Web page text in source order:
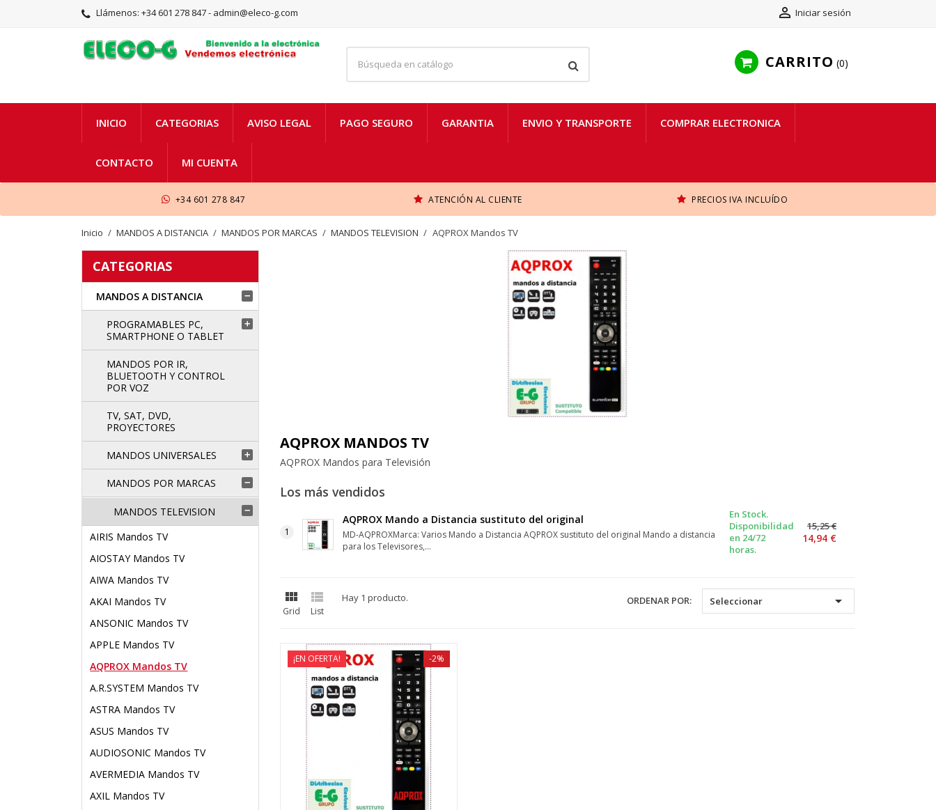
Llámenos: +34 601 278 847 - admin@eleco-g.com  Iniciar sesión
CARRITO 0
INICIO CATEGORIAS AVISO LEGAL PAGO SEGURO GARANTIA ENVIO Y TRANSPORTE COMPRAR ELECTRONICA
CONTACTO MI CUENTA
+34 601 278 847 ATENCIÓN AL CLIENTE PRECIOS IVA INCLUÍDO
Inicio MANDOS A DISTANCIA MANDOS POR MARCAS MANDOS TELEVISION AQPROX Mandos TV
CATEGORIAS
MANDOS A DISTANCIA 
PROGRAMABLES PC,
SMARTPHONE O TABLET

MANDOS POR IR,
BLUETOOTH Y CONTROL
POR VOZ
TV, SAT, DVD,
PROYECTORES
MANDOS UNIVERSALES 
MANDOS POR MARCAS 
MANDOS TELEVISION 
AIRIS Mandos TV
AIOSTAY Mandos TV
AIWA Mandos TV
AKAI Mandos TV
ANSONIC Mandos TV
APPLE Mandos TV
AQPROX Mandos TV
A.R.SYSTEM Mandos TV
ASTRA Mandos TV
ASUS Mandos TV
AUDIOSONIC Mandos TV
AVERMEDIA Mandos TV
AXIL Mandos TV
AQPROX MANDOS TV
AQPROX Mandos para Televisión
Los más vendidos
AQPROX Mando a Distancia sustituto del original
MD-AQPROXMarca: Varios Mando a Distancia AQPROX sustituto del original Mando a distancia
para los Televisores,...
En Stock.
Disponibilidad
en 24/72
horas.
15,25 €
14,94 €

Grid

List
Hay 1 producto. ORDENAR POR: Seleccionar 
¡EN OFERTA! -2%